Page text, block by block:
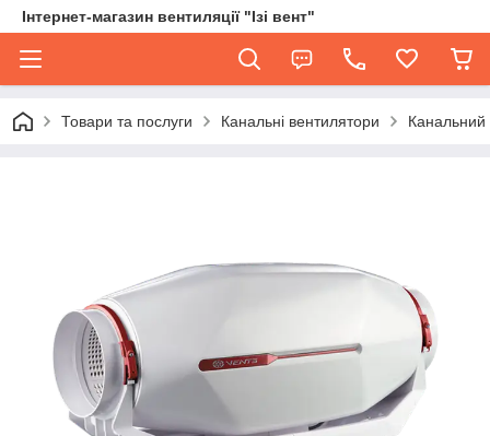
Інтернет-магазин вентиляції "Ізі вент"
Товари та послуги Канальні вентилятори Канальний